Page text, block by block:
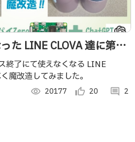
た LINE CLOVA 達に第二
終了にて使えなくなる LINE
魔改造してみました。
visibility 20177 thumb_up_alt 20 comment 2